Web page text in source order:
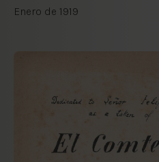
Enero de 1919